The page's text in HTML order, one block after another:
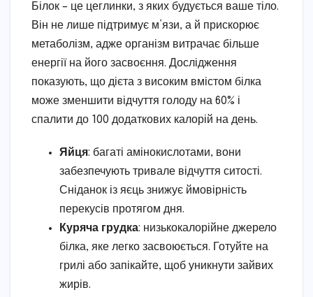
Білок – це цеглинки, з яких будується ваше тіло.
Він не лише підтримує м’язи, а й прискорює
метаболізм, адже організм витрачає більше
енергії на його засвоєння. Дослідження
показують, що дієта з високим вмістом білка
може зменшити відчуття голоду на 60% і
спалити до 100 додаткових калорій на день.
Яйця: багаті амінокислотами, вони
забезпечують тривале відчуття ситості.
Сніданок із яєць знижує ймовірність
перекусів протягом дня.
Куряча грудка: низькокалорійне джерело
білка, яке легко засвоюється. Готуйте на
грилі або запікайте, щоб уникнути зайвих
жирів.